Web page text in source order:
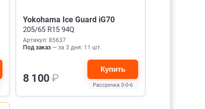
Yokohama Ice Guard iG70
205/65 R15 94Q
Артикул: 85637
Под заказ — за 3 дня: 11 шт.
8 100₽
Купить
Рассрочка 0-0-6